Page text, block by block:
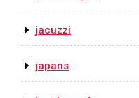
jacuzzi
japans